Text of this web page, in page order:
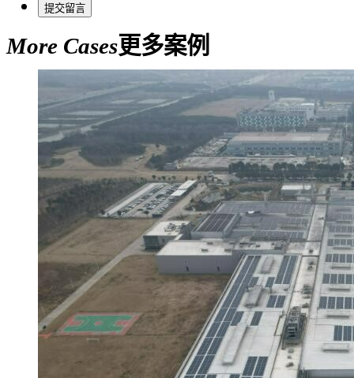
More Cases更多案例